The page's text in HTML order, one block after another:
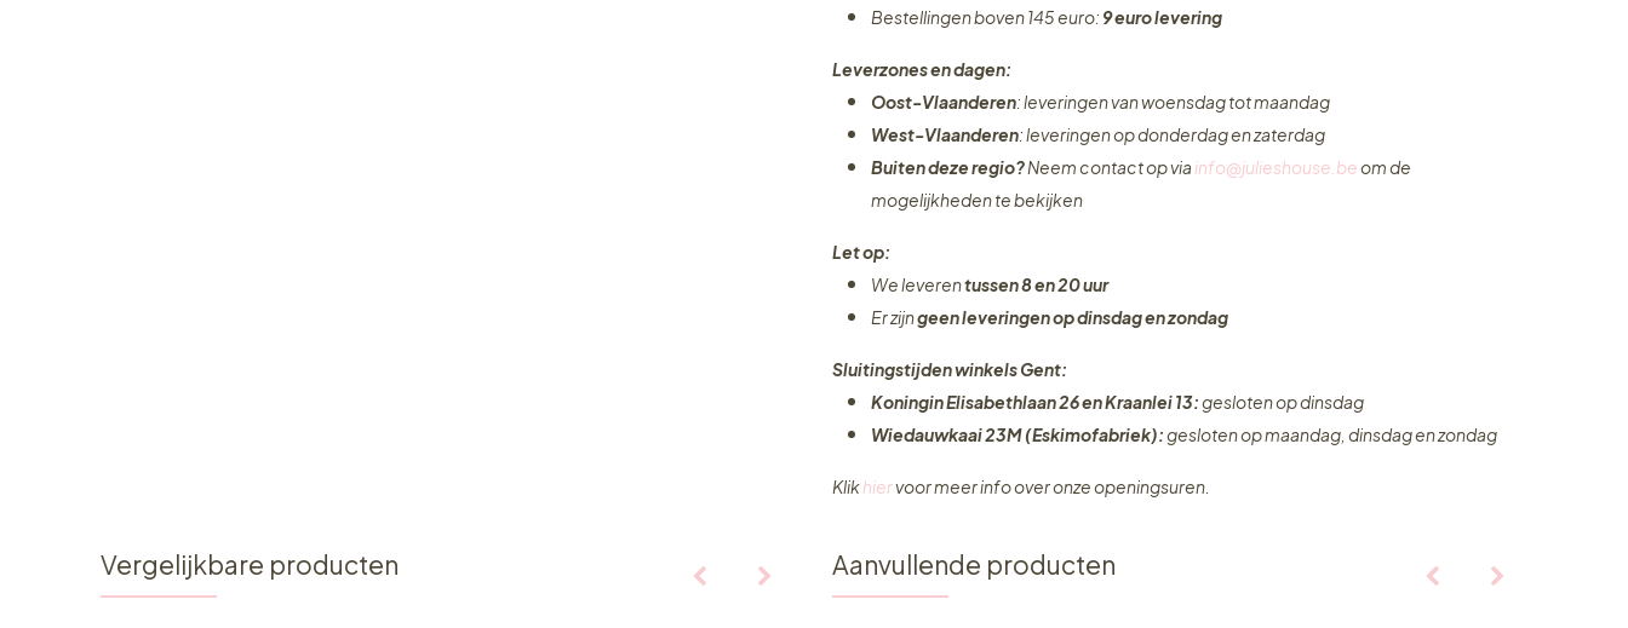
Bestellingen boven 145 euro: 9 euro levering
Leverzones en dagen:
Oost-Vlaanderen: leveringen van woensdag tot maandag
West-Vlaanderen: leveringen op donderdag en zaterdag
Buiten deze regio?Neem contact op via info@julieshouse.beom de
mogelijkheden te bekijken
Let op:
We leverentussen 8 en 20 uur
Er zijngeen leveringenop dinsdag en zondag
Sluitingstijden winkels Gent:
Koningin Elisabethlaan 26 en Kraanlei 13:gesloten op dinsdag
Wiedauwkaai 23M (Eskimofabriek):gesloten op maandag, dinsdag en zondag
Klikhiervoor meer info over onze openingsuren.
Vergelijkbare producten Aanvullende producten